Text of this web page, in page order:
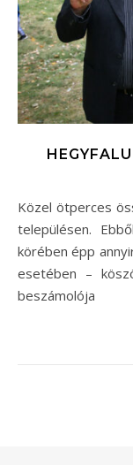
Közel ötperces összeállítást készített az M1 stábja a vasi
településen.
körében épp
esetében –
beszámolója